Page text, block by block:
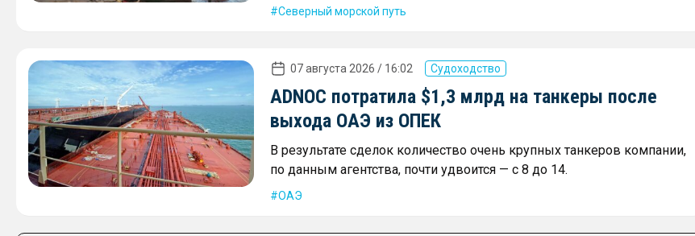
Северный морской путь
07 августа 2026 / 16:02 Судоходство
ADNOC потратила $1,3 млрд на танкеры после
выхода ОАЭ из ОПЕК
В результате сделок количество очень крупных танкеров компании,
по данным агентства, почти удвоится — с 8 до 14.
ОАЭ